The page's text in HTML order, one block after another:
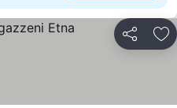
Partilhar